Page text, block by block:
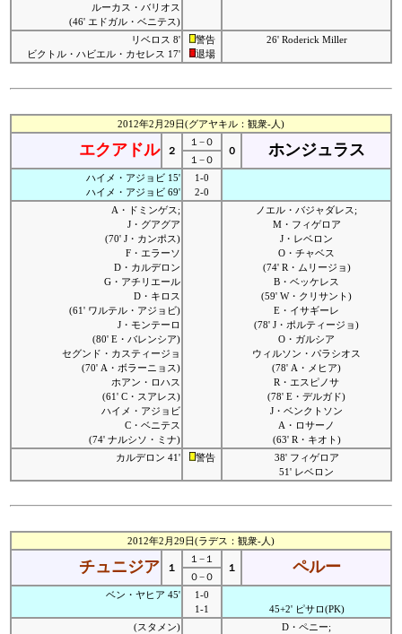
ルーカス・バリオス
(46' エドガル・ベニテス)
リベロス 8'
ビクトル・ハビエル・カセレス 17'
警告
退場
26' Roderick Miller
2012年2月29日(グアヤキル：観衆-人)
エクアドル ２
１−０
０
ホンジュラス
１−０
ハイメ・アジョビ 15'
ハイメ・アジョビ 69'
1-0
2-0
A・ドミンゲス;
J・グアグア
(70' J・カンポス)
F・エラーソ
D・カルデロン
G・アチリエール
D・キロス
(61' ワルテル・アジョビ)
J・モンテーロ
(80' E・バレンシア)
セグンド・カスティージョ
(70' A・ボラーニョス)
ホアン・ロハス
(61' C・スアレス)
ハイメ・アジョビ
C・ベニテス
(74' ナルシソ・ミナ)
ノエル・バジャダレス;
M・フィゲロア
J・レベロン
O・チャベス
(74' R・ムリージョ)
B・ベッケレス
(59' W・クリサント)
E・イサギーレ
(78' J・ポルティージョ)
O・ガルシア
ウィルソン・パラシオス
(78' A・メヒア)
R・エスピノサ
(78' E・デルガド)
J・ベンクトソン
A・ロサーノ
(63' R・キオト)
カルデロン 41'
警告
38' フィゲロア
51' レベロン
2012年2月29日(ラデス：観衆-人)
チュニジア １
１−１
１
ペルー
０−０
ベン・ヤヒア 45'
1-0
1-1
45+2' ピサロ(PK)
(スタメン)
D・ペニー;